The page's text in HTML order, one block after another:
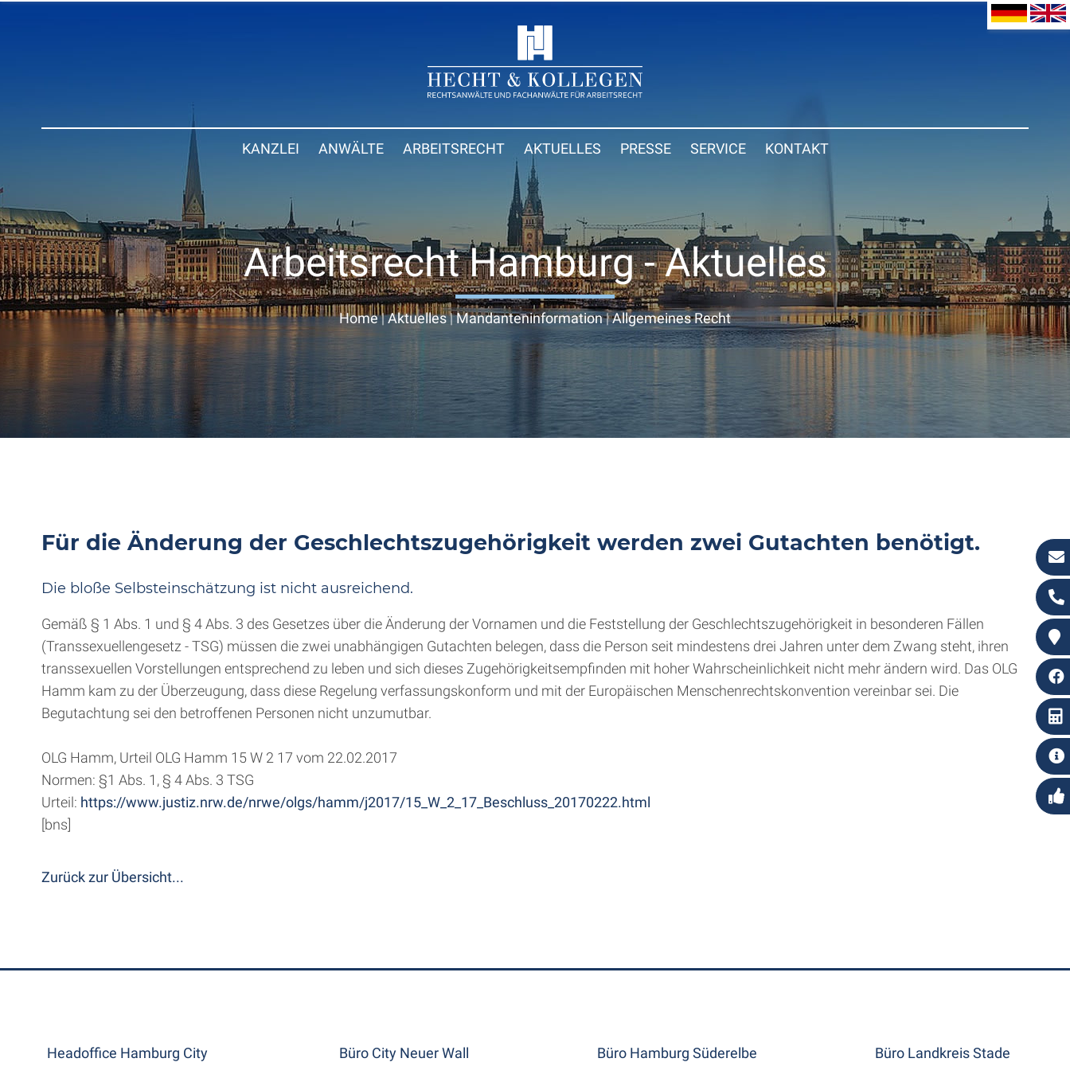
KANZLEI ANWÄLTE ARBEITSRECHT AKTUELLES PRESSE SERVICE KONTAKT
Arbeitsrecht Hamburg - Aktuelles
Home|Aktuelles|Mandanteninformation|Allgemeines Recht
Für die Änderung der Geschlechtszugehörigkeit werden zwei Gutachten benötigt.
Die bloße Selbsteinschätzung ist nicht ausreichend.
Gemäß § 1 Abs. 1 und § 4 Abs. 3 des Gesetzes über die Änderung der Vornamen und die Feststellung der Geschlechtszugehörigkeit in besonderen Fällen
(Transsexuellengesetz - TSG) müssen die zwei unabhängigen Gutachten belegen, dass die Person seit mindestens drei Jahren unter dem Zwang steht, ihren
transsexuellen Vorstellungen entsprechend zu leben und sich dieses Zugehörigkeitsempfinden mit hoher Wahrscheinlichkeit nicht mehr ändern wird. Das OLG
Hamm kam zu der Überzeugung, dass diese Regelung verfassungskonform und mit der Europäischen Menschenrechtskonvention vereinbar sei. Die
Begutachtung sei den betroffenen Personen nicht unzumutbar.
OLG Hamm, Urteil OLG Hamm 15 W 2 17 vom 22.02.2017
Normen: §1 Abs. 1, § 4 Abs. 3 TSG
Urteil: https://www.justiz.nrw.de/nrwe/olgs/hamm/j2017/15_W_2_17_Beschluss_20170222.html
[bns]
Zurück zur Übersicht...
Headoffice Hamburg City Büro City Neuer Wall Büro Hamburg Süderelbe Büro Landkreis Stade